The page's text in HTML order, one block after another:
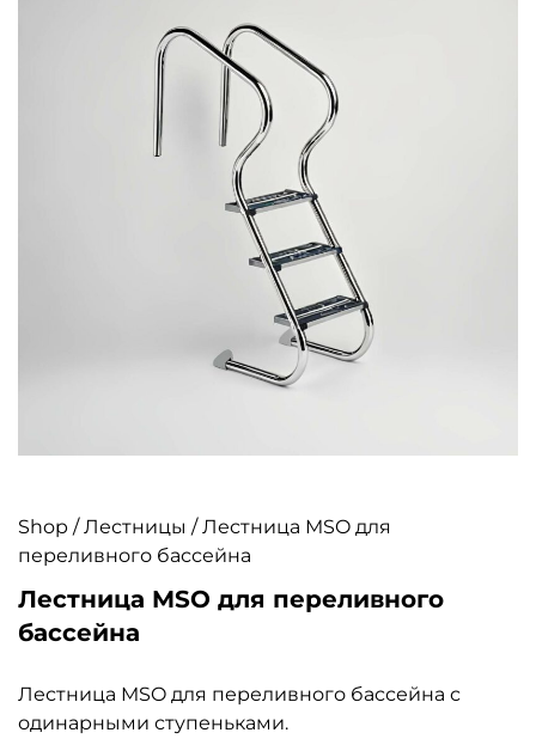
Shop /Лестницы / Лестница MSO для
переливного бассейна
Лестница MSO для переливного
бассейна
Лестница MSO для переливного бассейна с
одинарными ступеньками.